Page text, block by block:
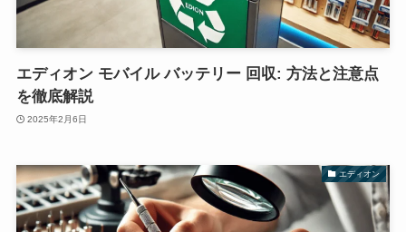
エディオン モバイル バッテリー 回収: 方法と注意点
を徹底解説
2025年2月6日
エディオン